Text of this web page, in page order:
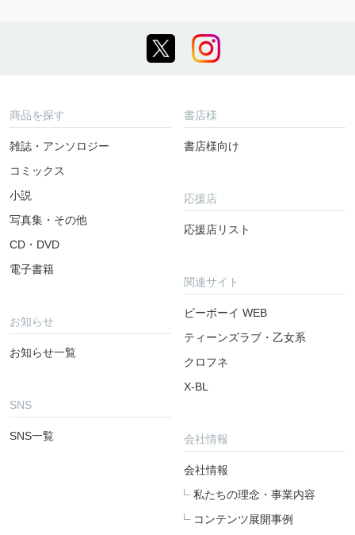
商品を探す
雑誌・アンソロジー
コミックス
小説
写真集・その他
CD・DVD
電子書籍
お知らせ
お知らせ一覧
SNS
SNS一覧
書店様
書店様向け
応援店
応援店リスト
関連サイト
ビーボーイ WEB
ティーンズラブ・乙女系
クロフネ
X-BL
会社情報
会社情報
私たちの理念・事業内容
コンテンツ展開事例